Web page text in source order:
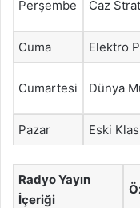
Perşembe Caz
Cuma Elektro
Cumartesi Dünya
Pazar Eski
Radyo Yayın
İçeriği